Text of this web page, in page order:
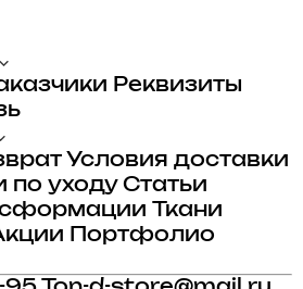
Реквизиты
Условия доставки
по уходу Статьи
Ткани
Портфолио